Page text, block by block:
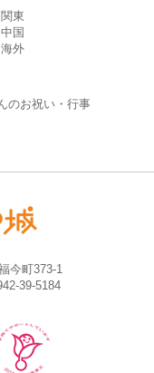
関東
中国
海外
のお祝い・行事
今町373-1
39-5184